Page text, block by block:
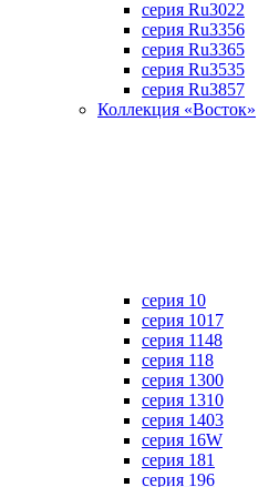
серия Ru3022
серия Ru3356
серия Ru3365
серия Ru3535
серия Ru3857
Коллекция «Восток»
серия 10
серия 1017
серия 1148
серия 118
серия 1300
серия 1310
серия 1403
серия 16W
серия 181
серия 196